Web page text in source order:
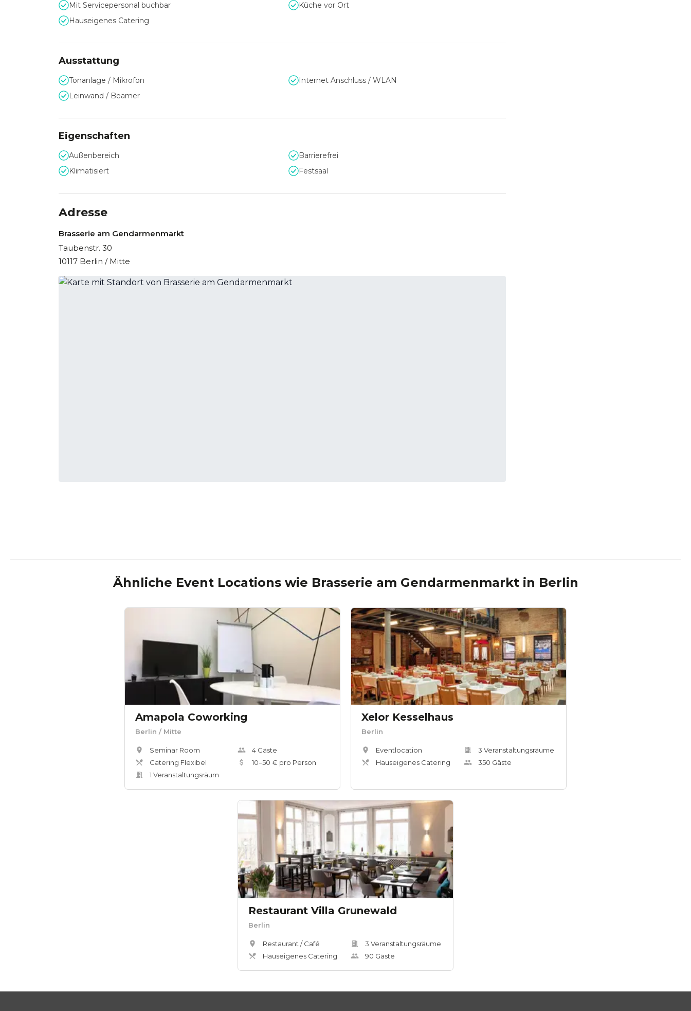
Mit Servicepersonal buchbar
Küche vor Ort
Hauseigenes Catering
Ausstattung
Tonanlage / Mikrofon
Internet Anschluss / WLAN
Leinwand / Beamer
Eigenschaften
Außenbereich
Barrierefrei
Klimatisiert
Festsaal
Adresse
Brasserie am Gendarmenmarkt
Taubenstr. 30
10117 Berlin / Mitte
Ähnliche Event Locations wie Brasserie am Gendarmenmarktin Berlin
Amapola Coworking
Berlin / Mitte
Seminar Room
Catering Flexibel
1 Veranstaltungsräum
4 Gäste
10–50 € pro Person
Xelor Kesselhaus
Berlin
Eventlocation
Hauseigenes Catering
3 Veranstaltungsräume
350 Gäste
Restaurant Villa Grunewald
Berlin
Restaurant / Café
Hauseigenes Catering
3 Veranstaltungsräume
90 Gäste